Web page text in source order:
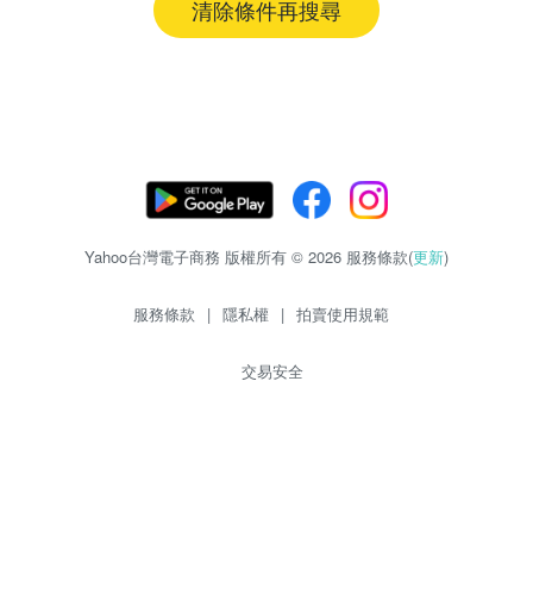
清除條件再搜尋
Yahoo台灣電子商務 版權所有 © 2026 服務條款(更新)
服務條款 | 隱私權 | 拍賣使用規範
交易安全